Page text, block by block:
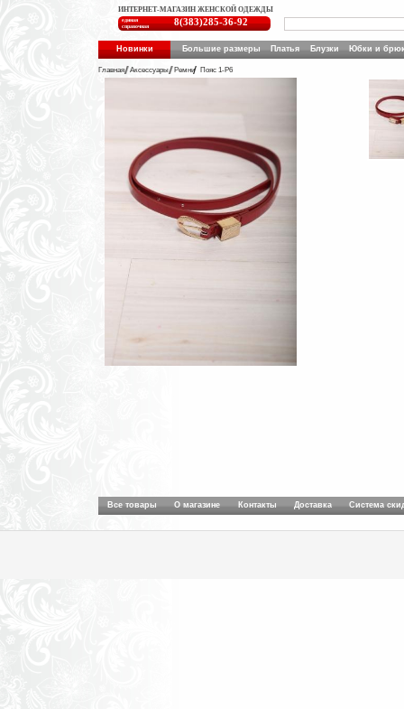
ИНТЕРНЕТ-МАГАЗИН ЖЕНСКОЙ ОДЕЖДЫ
единая
справочная
8(383)285-36-92
Новинки Большие размеры Платья Блузки Юбки и
Главная Аксессуары Ремни Пояс 1-Р6
Все товары О магазине Контакты Доставка Система